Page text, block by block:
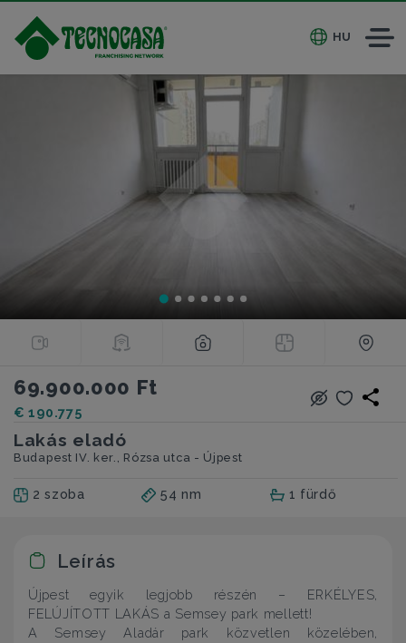
HU
69.900.000 Ft
€ 190.775
Lakás eladó
Budapest IV. ker., Rózsa utca - Újpest
2 szoba 54 nm 1 fürdő
Leírás
Újpest egyik legjobb részén – ERKÉLYES,
FELÚJÍTOTT LAKÁS a Semsey park mellett!
A Semsey Aladár park közvetlen közelében,